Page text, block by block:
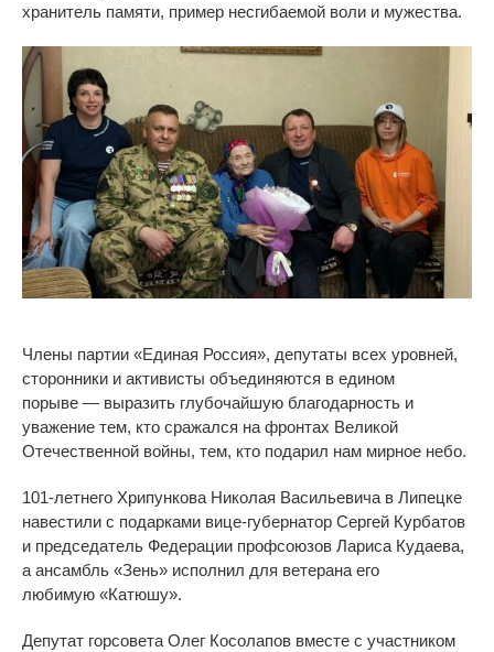
хранитель памяти, пример несгибаемой воли и мужества.
Члены партии «Единая Россия», депутаты всех уровней,
сторонники и активисты объединяются в едином
порыве — выразить глубочайшую благодарность и
уважение тем, кто сражался на фронтах Великой
Отечественной войны, тем, кто подарил нам мирное небо.
101-летнего Хрипункова Николая Васильевича в Липецке
навестили с подарками вице-губернатор Сергей Курбатов
и председатель Федерации профсоюзов Лариса Кудаева,
а ансамбль «Зень» исполнил для ветерана его
любимую «Катюшу».
Депутат горсовета Олег Косолапов вместе с участником